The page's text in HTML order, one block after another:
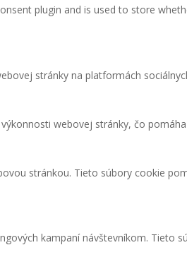
plugin and is used to store
stránky na platformách
webovej stránky, čo
stránkou. Tieto súbory cookie
kampaní návštevníkom. Tieto